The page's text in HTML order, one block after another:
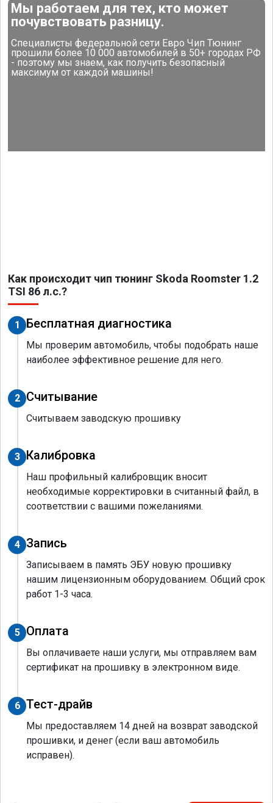
Мы работаем для тех, кто может
почувствовать разницу.
Специалисты федеральной сети Евро Чип Тюнинг
прошили более 10 000 автомобилей в 50+ городах РФ
- поэтому мы знаем, как получить безопасный
максимум от каждой машины!
Как происходит чип тюнинг Skoda Roomster 1.2
TSI 86 л.с.?
1 Бесплатная диагностика
Мы проверим автомобиль, чтобы подобрать наше
наиболее эффективное решение для него.
2 Считывание
Считываем заводскую прошивку
3 Калибровка
Наш профильный калибровщик вносит
необходимые корректировки в считанный файл, в
соответствии с вашими пожеланиями.
4 Запись
Записываем в память ЭБУ новую прошивку
нашим лицензионным оборудованием. Общий срок
работ 1-3 часа.
5 Оплата
Вы оплачиваете наши услуги, мы отправляем вам
сертификат на прошивку в электронном виде.
6 Тест-драйв
Мы предоставляем 14 дней на возврат заводской
прошивки, и денег (если ваш автомобиль
исправен).